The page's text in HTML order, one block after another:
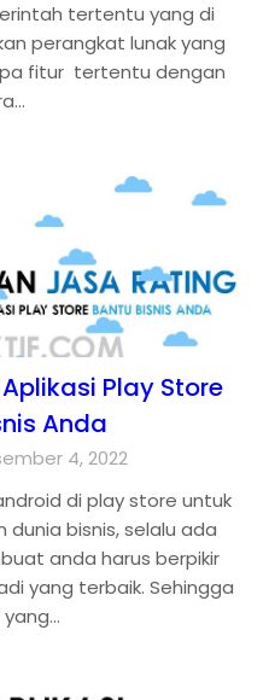
tertentu yang di
perangkat lunak yang
fitur tertentu dengan
Play Store
Anda
4, 2022
di play store untuk
dunia bisnis, selalu ada
anda harus berpikir
yang terbaik. Sehingga